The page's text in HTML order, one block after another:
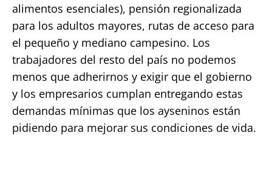
alimentos esenciales), pensión regionalizada
para los adultos mayores, rutas de acceso para
el pequeño y mediano campesino. Los
trabajadores del resto del país no podemos
menos que adherirnos y exigir que el gobierno
y los empresarios cumplan entregando estas
demandas mínimas que los ayseninos están
pidiendo para mejorar sus condiciones de vida.